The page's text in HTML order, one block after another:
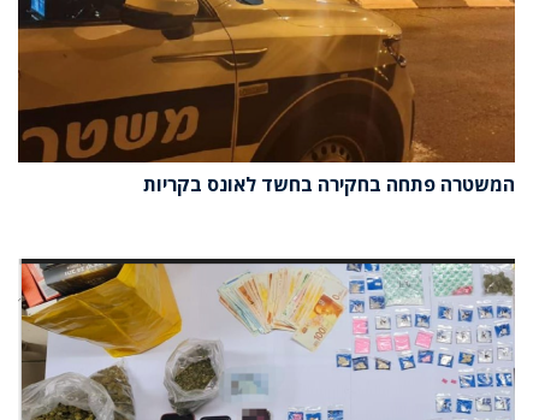
המשטרה פתחה בחקירה בחשד לאונס בקריות